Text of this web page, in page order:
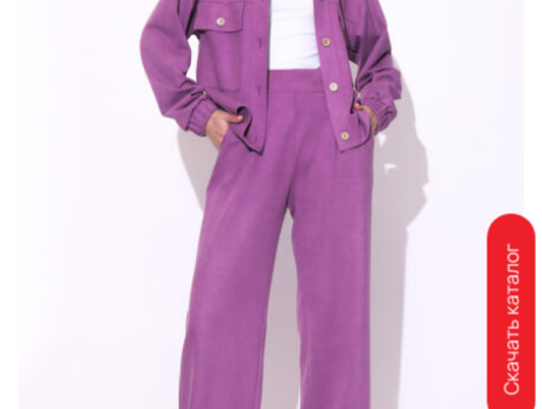
Скачать каталог